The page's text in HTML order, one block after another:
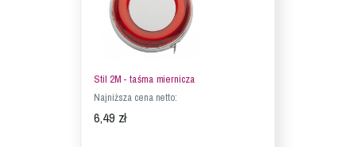
Stil 2M - taśma miernicza
Najniższa cena netto:
6,49 zł